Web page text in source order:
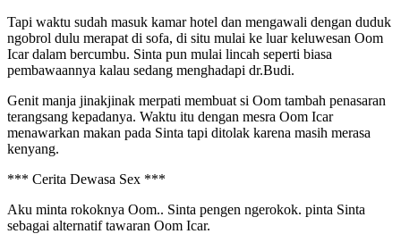
Tapi waktu sudah masuk kamar hotel dan mengawali dengan duduk
ngobrol dulu merapat di sofa, di situ mulai ke luar keluwesan Oom
Icar dalam bercumbu. Sinta pun mulai lincah seperti biasa
pembawaannya kalau sedang menghadapi dr.Budi.
Genit manja jinakjinak merpati membuat si Oom tambah penasaran
terangsang kepadanya. Waktu itu dengan mesra Oom Icar
menawarkan makan pada Sinta tapi ditolak karena masih merasa
kenyang.
*** Cerita Dewasa Sex ***
Aku minta rokoknya Oom.. Sinta pengen ngerokok. pinta Sinta
sebagai alternatif tawaran Oom Icar.